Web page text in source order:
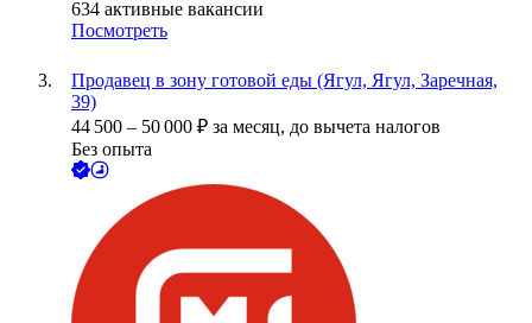
634 активные вакансии
Посмотреть
Продавец в зону готовой еды (Ягул, Ягул, Заречная,
39)
44 500 – 50 000 ₽ за месяц, до вычета налогов
Без опыта